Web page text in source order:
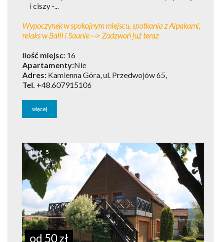
i ciszy -...
Wypoczynek w spokojnym miejscu, spotkania z Alpakami,
relaks w Balii i Saunie --> Zadzwoń już teraz
Ilość miejsc: 16
Apartamenty:Nie
Adres: Kamienna Góra, ul. Przedwojów 65,
Tel. +48.607915106
więcej
1 of 5
od 50 zł